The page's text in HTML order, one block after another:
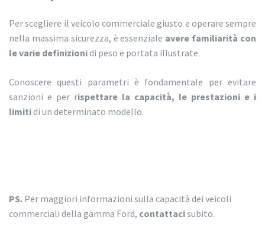
Per scegliere il veicolo commerciale giusto e operare sempre
nella massima sicurezza, è essenziale avere familiarità con
le varie definizionidi peso e portata illustrate.
Conoscere questi parametri è fondamentale per evitare
sanzioni e per rispettare la capacità, le prestazioni e i
limitidi un determinato modello.
PS. Per maggiori informazioni sulla capacità dei veicoli
commerciali della gamma Ford, contattacisubito.